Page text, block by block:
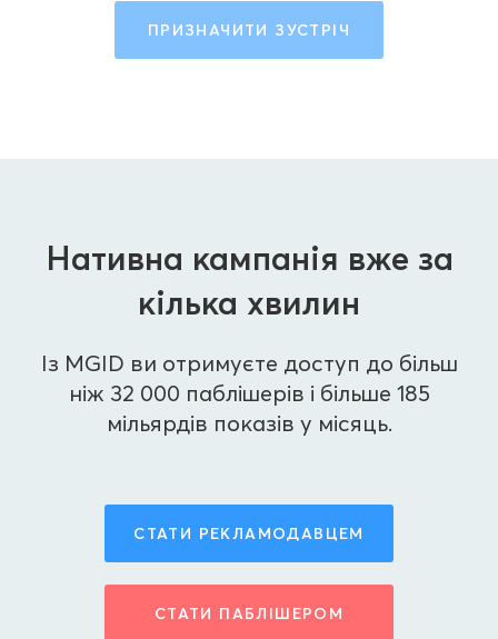
ПРИЗНАЧИТИ ЗУСТРІЧ
Нативна кампанія вже за
кілька хвилин
Із MGID ви отримуєте доступ до більш
ніж 32 000 паблішерів і більше 185
мільярдів показів у місяць.
СТАТИ РЕКЛАМОДАВЦЕМ
СТАТИ ПАБЛІШЕРОМ